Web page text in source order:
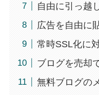
自由に引っ越
広告を自由に
常時SSL化に
ブログを売却
無料ブログの